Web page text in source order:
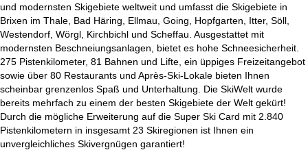
und modernsten Skigebiete weltweit und umfasst die Skigebiete in
Brixen im Thale, Bad Häring, Ellmau, Going, Hopfgarten, Itter, Söll,
Westendorf, Wörgl, Kirchbichl und Scheffau. Ausgestattet mit
modernsten Beschneiungsanlagen, bietet es hohe Schneesicherheit.
275 Pistenkilometer, 81 Bahnen und Lifte, ein üppiges Freizeitangebot
sowie über 80 Restaurants und Après-Ski-Lokale bieten Ihnen
scheinbar grenzenlos Spaß und Unterhaltung. Die SkiWelt wurde
bereits mehrfach zu einem der besten Skigebiete der Welt gekürt!
Durch die mögliche Erweiterung auf die Super Ski Card mit 2.840
Pistenkilometern in insgesamt 23 Skiregionen ist Ihnen ein
unvergleichliches Skivergnügen garantiert!